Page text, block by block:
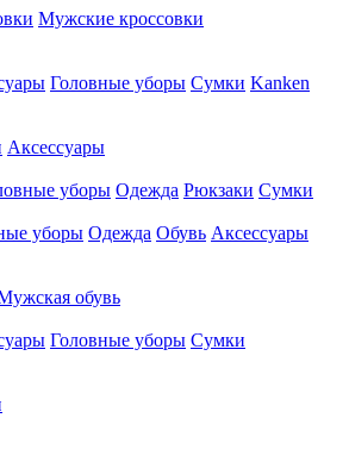
Мужские кроссовки
Головные уборы Сумки Kanken
Аксессуары
уборы Одежда Рюкзаки Сумки
уборы Одежда Обувь Аксессуары
обувь
Головные уборы Сумки